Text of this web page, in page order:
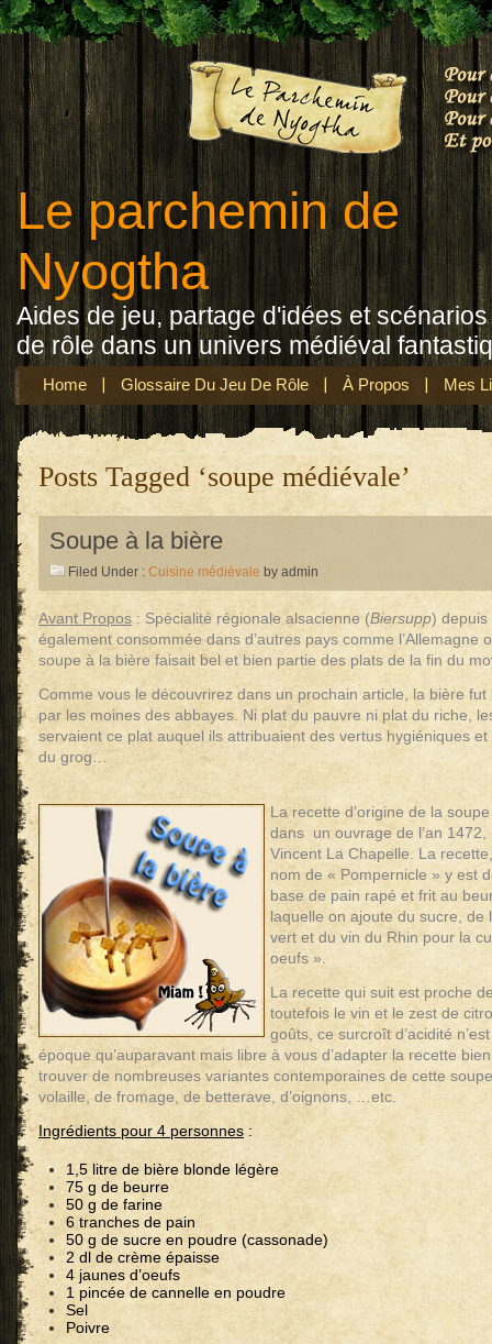
Le parchemin de
Nyogtha
Aides de jeu, partage d'idées et
de rôle dans un univers médiéval
Home Glossaire Du Jeu De Rôle À Propos Mes
Posts Tagged ‘soupe médiévale’
Soupe à la bière
Filed Under : Cuisine médiévale by admin
Avant Propos : Spécialité régionale alsacienne (Biersupp) depuis
également consommée dans d’autres pays comme l’Allemagne
soupe à la bière faisait bel et bien partie des plats de la fin du
Comme vous le découvrirez dans un prochain article, la bière
par les moines des abbayes. Ni plat du pauvre ni plat du riche,
servaient ce plat auquel ils attribuaient des vertus hygiéniques et
du grog…
La recette d’origine de la
dans un ouvrage de l’an
Vincent La Chapelle. La
nom de « Pompernicle » y est
base de pain rapé et frit au
laquelle on ajoute du sucre,
vert et du vin du Rhin pour la
oeufs ».
La recette qui suit est proche
toutefois le vin et le zest de
goûts, ce surcroît d’acidité
époque qu’auparavant mais libre à vous d’adapter la recette
trouver de nombreuses variantes contemporaines de cette
volaille, de fromage, de betterave, d’oignons, …etc.
Ingrédients pour 4 personnes :
1,5 litre de bière blonde légère
75 g de beurre
50 g de farine
6 tranches de pain
50 g de sucre en poudre (cassonade)
2 dl de crème épaisse
4 jaunes d’oeufs
1 pincée de cannelle en poudre
Sel
Poivre